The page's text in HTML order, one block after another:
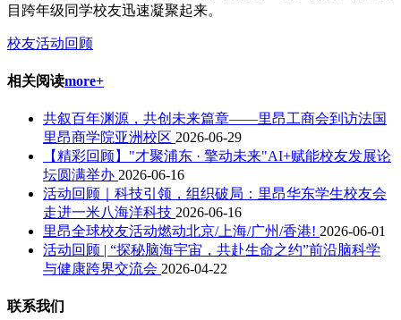
目跨年级同学校友迅速凝聚起来。
校友活动回顾
相关阅读more+
共叙百年渊源，共创未来篇章——里昂工商会到访法国
里昂商学院亚洲校区 2026-06-29
【精彩回顾】"才聚浦东 · 擎动未来"AI+赋能校友发展论
坛圆满举办 2026-06-16
活动回顾｜科技引领，组织破局：里昂华东学生校友会
走进一米八海洋科技 2026-06-16
里昂全球校友活动燃动北京/上海/广州/香港! 2026-06-01
活动回顾 | “探秘脑海宇宙，共赴生命之约”前沿脑科学
与健康跨界交流会 2026-04-22
联系我们